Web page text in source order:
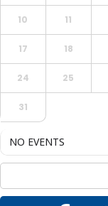
10 11
17 18
24 25
31
NO EVENTS